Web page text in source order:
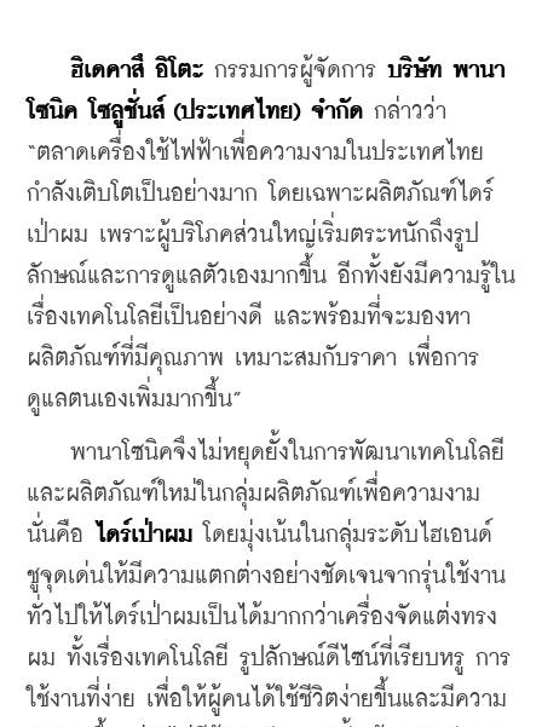
ฮิเดคาสึ อิโตะ กรรมการผู้จัดการ บริษัท พานา
โซนิค โซลูชั่นส์ (ประเทศไทย) จำกัด กล่าวว่า
“ตลาดเครื่องใช้ไฟฟ้าเพื่อความงามในประเทศไทย
กำลังเติบโตเป็นอย่างมาก โดยเฉพาะผลิตภัณฑ์ไดร์
เป่าผม เพราะผู้บริโภคส่วนใหญ่เริ่มตระหนักถึงรูป
ลักษณ์และการดูแลตัวเองมากขึ้น อีกทั้งยังมีความรู้ใน
เรื่องเทคโนโลยีเป็นอย่างดี และพร้อมที่จะมองหา
ผลิตภัณฑ์ที่มีคุณภาพ เหมาะสมกับราคา เพื่อการ
ดูแลตนเองเพิ่มมากขึ้น”
พานาโซนิคจึงไม่หยุดยั้งในการพัฒนาเทคโนโลยี
และผลิตภัณฑ์ใหม่ในกลุ่มผลิตภัณฑ์เพื่อความงาม
นั่นคือ
ไดร์เป่าผม โดยมุ่งเน้นในกลุ่มระดับไฮเอนด์
ชูจุดเด่นให้มีความแตกต่างอย่างชัดเจนจากรุ่นใช้งาน
ทั่วไปให้ไดร์เป่าผมเป็นได้มากกว่าเครื่องจัดแต่งทรง
ผม ทั้งเรื่องเทคโนโลยี รูปลักษณ์ดีไซน์ที่เรียบหรู การ
ใช้งานที่ง่าย เพื่อให้ผู้คนได้ใช้ชีวิตง่ายขึ้นและมีความ